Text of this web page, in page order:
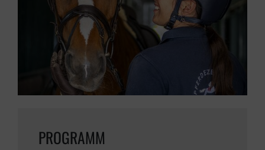
PROGRAMM